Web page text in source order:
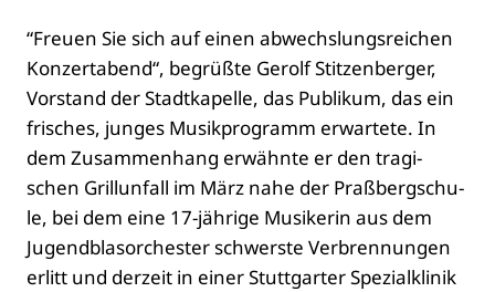
“Freu­en Sie sich auf einen abwechs­lungs­rei­chen
Kon­zert­abend“, begrüß­te Gerolf Stit­zen­ber­ger,
Vor­stand der Stadt­ka­pel­le, das Publi­kum, das ein
fri­sches, jun­ges Musik­pro­gramm erwar­te­te. In
dem Zusam­men­hang erwähn­te er den tra­gi­
schen Grill­un­fall im März nahe der Praß­berg­schu­
le, bei dem eine 17-jäh­ri­ge Musi­ke­rin aus dem
Jugend­blas­or­ches­ter schwers­te Ver­bren­nun­gen
erlitt und der­zeit in einer Stutt­gar­ter Spe­zi­al­kli­nik